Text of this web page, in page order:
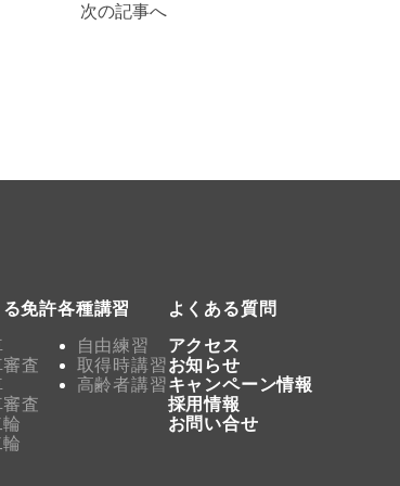
次の記事へ
免許
査
査
各種講習
自由練習
取得時講習
高齢者講習
よくある質問
アクセス
お知らせ
キャンペーン情報
採用情報
お問い合せ